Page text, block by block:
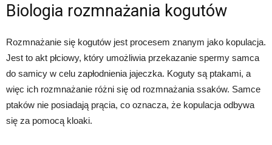
Biologia rozmnażania kogutów
Rozmnażanie się kogutów jest procesem znanym jako kopulacja.
Jest to akt płciowy, który umożliwia przekazanie spermy samca
do samicy w celu zapłodnienia jajeczka. Koguty są ptakami, a
więc ich rozmnażanie różni się od rozmnażania ssaków. Samce
ptaków nie posiadają prącia, co oznacza, że kopulacja odbywa
się za pomocą kloaki.